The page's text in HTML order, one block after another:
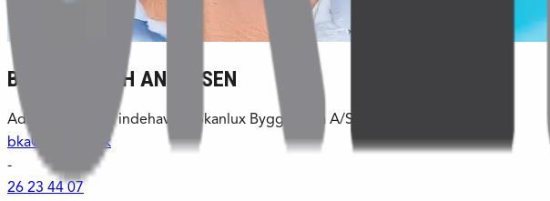
BJØRN KROGH ANDERSEN
Adm. direktør & indehaver - Skanlux Byggefirma A/S og Skanlux Group
bka@skanlux.dk
-
26 23 44 07